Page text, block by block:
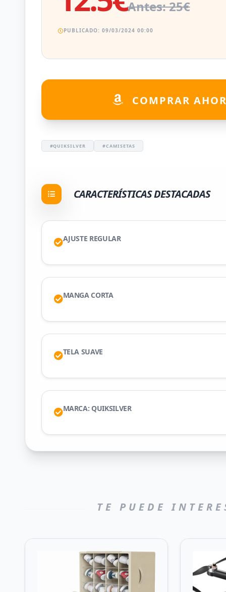
Antes: 25€
PUBLICADO: 09/03/2024 00:00
COMPRAR
#QUIKSILVER #CAMISETAS
CARACTERÍSTICAS DESTACADAS
AJUSTE REGULAR
MANGA CORTA
TELA SUAVE
MARCA: QUIKSILVER
TE PUEDE